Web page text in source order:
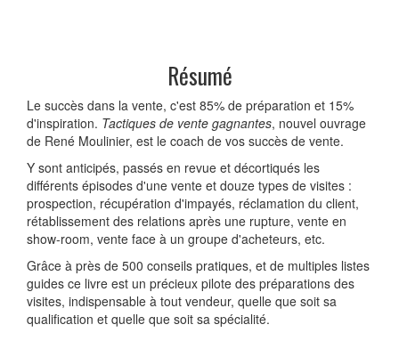
Résumé
Le succès dans la vente, c'est 85% de préparation et 15%
d'inspiration. Tactiques de vente gagnantes, nouvel ouvrage
de René Moulinier, est le coach de vos succès de vente.
Y sont anticipés, passés en revue et décortiqués les
différents épisodes d'une vente et douze types de visites :
prospection, récupération d'impayés, réclamation du client,
rétablissement des relations après une rupture, vente en
show-room, vente face à un groupe d'acheteurs, etc.
Grâce à près de 500 conseils pratiques, et de multiples listes
guides ce livre est un précieux pilote des préparations des
visites, indispensable à tout vendeur, quelle que soit sa
qualification et quelle que soit sa spécialité.